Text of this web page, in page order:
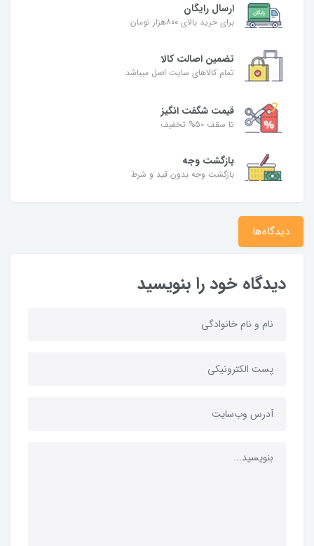
ارسال رایگان
برای خرید بالای ۸۰۰هزار تومان
تضمین اصالت کالا
تمام کالاهای سایت اصل میباشد
قیمت شگفت انگیز
تا سقف 50% تخفیف
بازگشت وجه
بازگشت وجه بدون قید و شرط
دیدگاه‌ها
دیدگاه خود را بنویسید